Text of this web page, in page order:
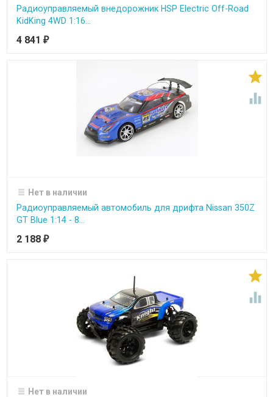
Радиоуправляемый внедорожник HSP Electric Off-Road
KidKing 4WD 1:16...
4 841 ₽


Нет в наличии
Радиоуправляемый автомобиль для дрифта Nissan 350Z
GT Blue 1:14 - 8...
2 188 ₽


Нет в наличии